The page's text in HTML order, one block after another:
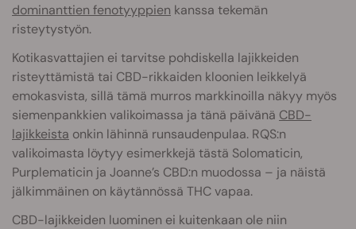
dominanttien fenotyyppien kanssa tekemän
risteytystyön.
Kotikasvattajien ei tarvitse pohdiskella lajikkeiden
risteyttämistä tai CBD-rikkaiden kloonien leikkelyä
emokasvista, sillä tämä murros markkinoilla näkyy myös
siemenpankkien valikoimassa ja tänä päivänä CBD-
lajikkeista onkin lähinnä runsaudenpulaa. RQS:n
valikoimasta löytyy esimerkkejä tästä Solomaticin,
Purplematicin ja Joanne’s CBD:n muodossa – ja näistä
jälkimmäinen on käytännössä THC vapaa.
CBD-lajikkeiden luominen ei kuitenkaan ole niin